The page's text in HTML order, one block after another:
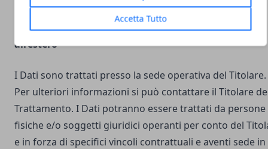
Accetta Tutto
Luogo del Trattamento e trasferimento dei Dati
all’estero
I Dati sono trattati presso la sede operativa del Titolare.
Per ulteriori informazioni si può contattare il Titolare
Trattamento. I Dati potranno essere trattati da persone
fisiche e/o soggetti giuridici operanti per conto del
e in forza di specifici vincoli contrattuali e aventi sede in